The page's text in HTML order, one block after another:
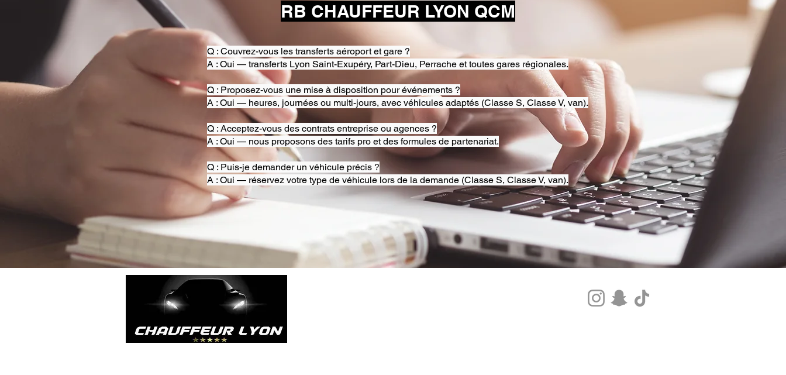
RB CHAUFFEUR LYON QCM
Q : Couvrez-vous les transferts aéroport et gare ?
A : Oui — transferts Lyon Saint-Exupéry, Part-Dieu, Perrache et toutes gares régionales.
Q : Proposez-vous une mise à disposition pour événements ?
A : Oui — heures, journées ou multi-jours, avec véhicules adaptés (Classe S, Classe V, van).
Q : Acceptez-vous des contrats entreprise ou agences ?
A : Oui — nous proposons des tarifs pro et des formules de partenariat.
Q : Puis-je demander un véhicule précis ?
A : Oui — réservez votre type de véhicule lors de la demande (Classe S, Classe V, van).